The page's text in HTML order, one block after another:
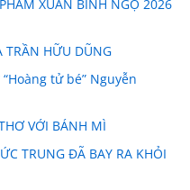
XUÂN BÍNH NGỌ 2026
TRẦN HỮU DŨNG
tử bé” Nguyễn
VỚI BÁNH MÌ
TRUNG ĐÃ BAY RA KHỎI